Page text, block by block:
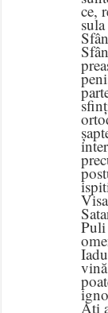
ce,
Puli
Ați